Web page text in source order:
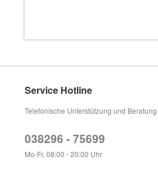
Service Hotline
Telefonische Unterstützung und
038296 - 75699
Mo-Fr, 08:00 - 20:00 Uhr